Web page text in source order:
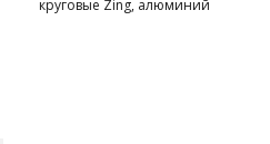
круговые Zing, алюминий